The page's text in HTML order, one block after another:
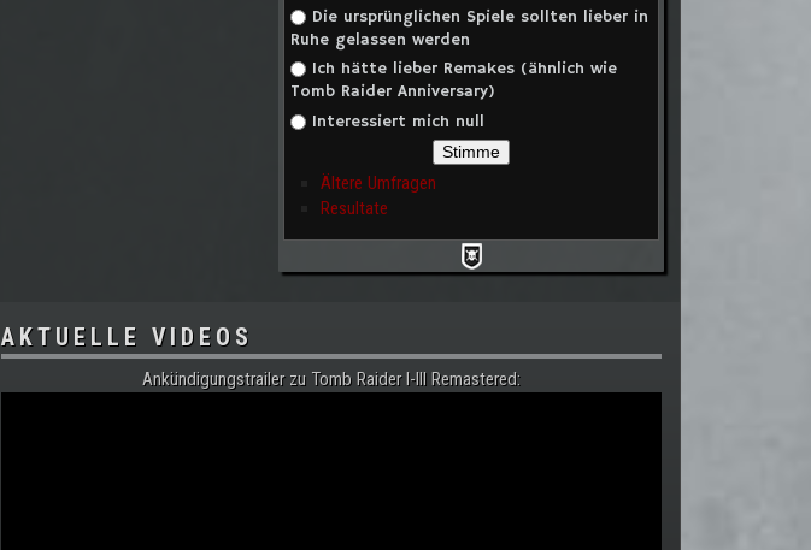
Die ursprünglichen Spiele sollten lieber in
Ruhe gelassen werden
Ich hätte lieber Remakes (ähnlich wie
Tomb Raider Anniversary)
Interessiert mich null
Ältere Umfragen
Resultate
AKTUELLE VIDEOS
Ankündigungstrailer zu Tomb Raider I-III Remastered: